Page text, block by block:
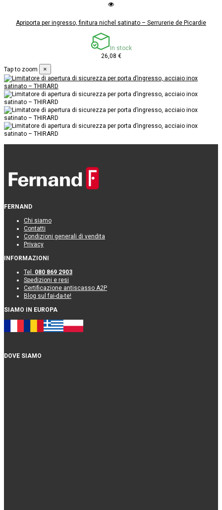
Apriporta per ingresso, finitura nichel satinato – Serrurerie de Picardie
In stock
26,08 €
Tap to zoom
×
FERNAND
Chi siamo
Contatti
Condizioni generali di vendita
Privacy
INFORMAZIONI
Tel. 080 869 2903
Spedizioni e resi
Certificazione antiscasso A2P
Blog sul fai-da-te!
SIAMO IN EUROPA
DOVE SIAMO